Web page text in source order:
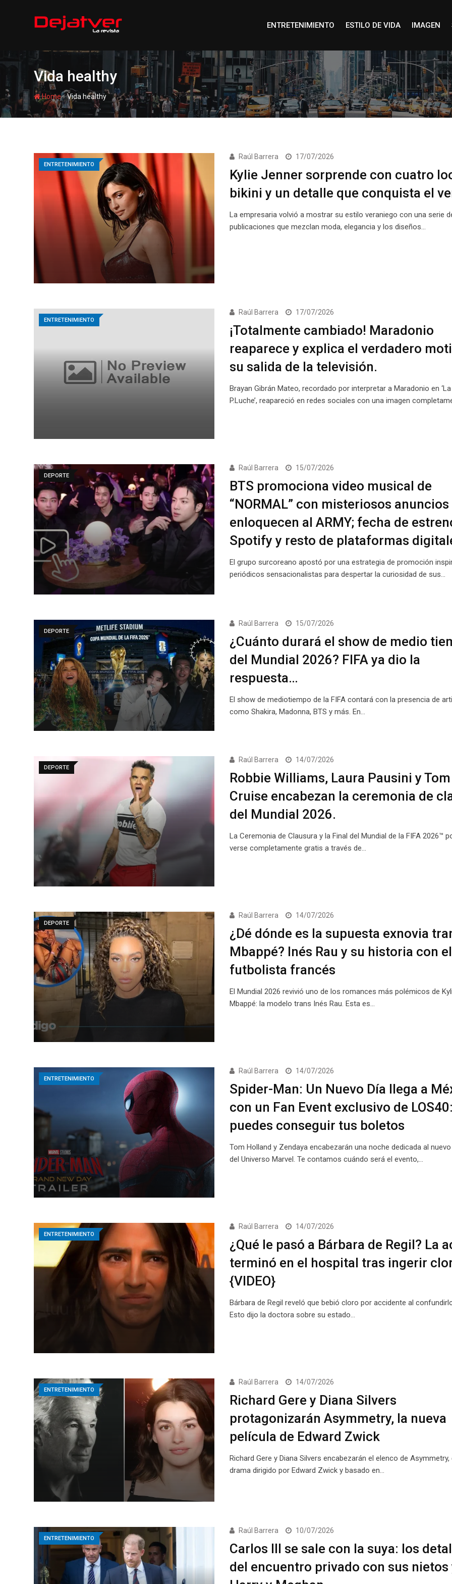
ENTRETENIMIENTO ESTILO DE VIDA IMAGEN
Vida healthy
Home-Vida healthy
ENTRETENIMIENTO
Raúl Barrera 17/07/2026
Kylie Jenner sorprende con cuatro
bikini y un detalle que conquista el
La empresaria volvió a mostrar su estilo veraniego con una serie
publicaciones que mezclan moda, elegancia y los diseños…
ENTRETENIMIENTO
Raúl Barrera 17/07/2026
¡Totalmente cambiado! Maradonio
reaparece y explica el verdadero
su salida de la televisión.
Brayan Gibrán Mateo, recordado por interpretar a Maradonio en
P.Luche’, reapareció en redes sociales con una imagen
DEPORTE
Raúl Barrera 15/07/2026
BTS promociona video musical de
“NORMAL” con misteriosos anuncios
enloquecen al ARMY; fecha de
Spotify y resto de plataformas
El grupo surcoreano apostó por una estrategia de promoción
periódicos sensacionalistas para despertar la curiosidad de sus…
DEPORTE
Raúl Barrera 15/07/2026
¿Cuánto durará el show de medio
del Mundial 2026? FIFA ya dio la
respuesta…
El show de mediotiempo de la FIFA contará con la presencia de
como Shakira, Madonna, BTS y más. En…
DEPORTE
Raúl Barrera 14/07/2026
Robbie Williams, Laura Pausini y Tom
Cruise encabezan la ceremonia de
del Mundial 2026.
La Ceremonia de Clausura y la Final del Mundial de la FIFA 2026™
verse completamente gratis a través de…
DEPORTE
Raúl Barrera 14/07/2026
¿Dé dónde es la supuesta exnovia
Mbappé? Inés Rau y su historia con el
futbolista francés
El Mundial 2026 revivió uno de los romances más polémicos de
Mbappé: la modelo trans Inés Rau. Esta es…
ENTRETENIMIENTO
Raúl Barrera 14/07/2026
Spider-Man: Un Nuevo Día llega a
con un Fan Event exclusivo de
puedes conseguir tus boletos
Tom Holland y Zendaya encabezarán una noche dedicada al
del Universo Marvel. Te contamos cuándo será el evento,…
ENTRETENIMIENTO
Raúl Barrera 14/07/2026
¿Qué le pasó a Bárbara de Regil? La
terminó en el hospital tras ingerir
{VIDEO}
Bárbara de Regil reveló que bebió cloro por accidente al
Esto dijo la doctora sobre su estado…
ENTRETENIMIENTO
Raúl Barrera 14/07/2026
Richard Gere y Diana Silvers
protagonizarán Asymmetry, la nueva
película de Edward Zwick
Richard Gere y Diana Silvers encabezarán el elenco de Asymmetry,
drama dirigido por Edward Zwick y basado en…
ENTRETENIMIENTO
Raúl Barrera 10/07/2026
Carlos III se sale con la suya: los
del encuentro privado con sus nietos